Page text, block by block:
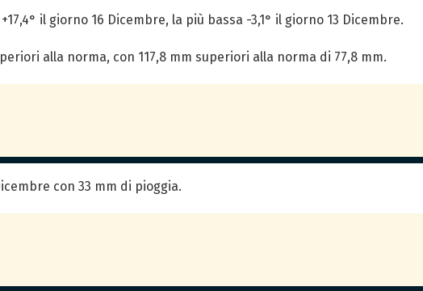
il giorno 16 Dicembre, la più bassa -3,1° il giorno 13 Dicembre.
alla norma, con 117,8 mm superiori alla norma di 77,8 mm.
con 33 mm di pioggia.